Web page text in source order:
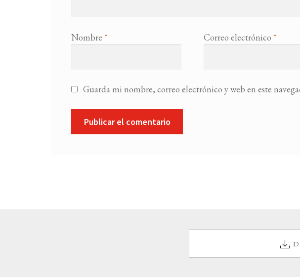
Nombre * Correo electrónico *
Guarda mi nombre, correo electrónico y web en este